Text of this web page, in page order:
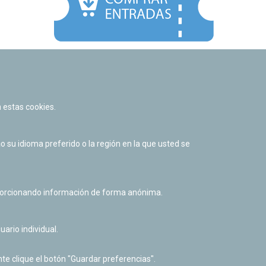
Política de cookies
Derecho de acceso a información pública
cookies.
su idioma preferido o la región en la que usted se
información de forma anónima.
individual.
clique el botón "Guardar preferencias".